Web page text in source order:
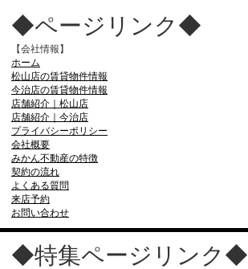
◆ページリンク◆
【会社情報】
ホーム
松山店の賃貸物件情報
今治店の賃貸物件情報
店舗紹介｜松山店
店舗紹介｜今治店
プライバシーポリシー
会社概要
みかん不動産の特徴
契約の流れ
よくある質問
来店予約
お問い合わせ
◆特集ページリンク◆